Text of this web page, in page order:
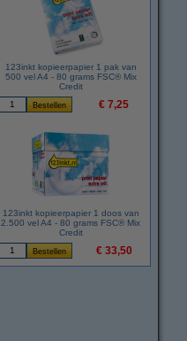
123inkt kopieerpapier 1 pak van
500 vel A4 - 80 grams FSC® Mix
Credit
€ 7,25
123inkt kopieerpapier 1 doos van
2.500 vel A4 - 80 grams FSC® Mix
Credit
€ 33,50